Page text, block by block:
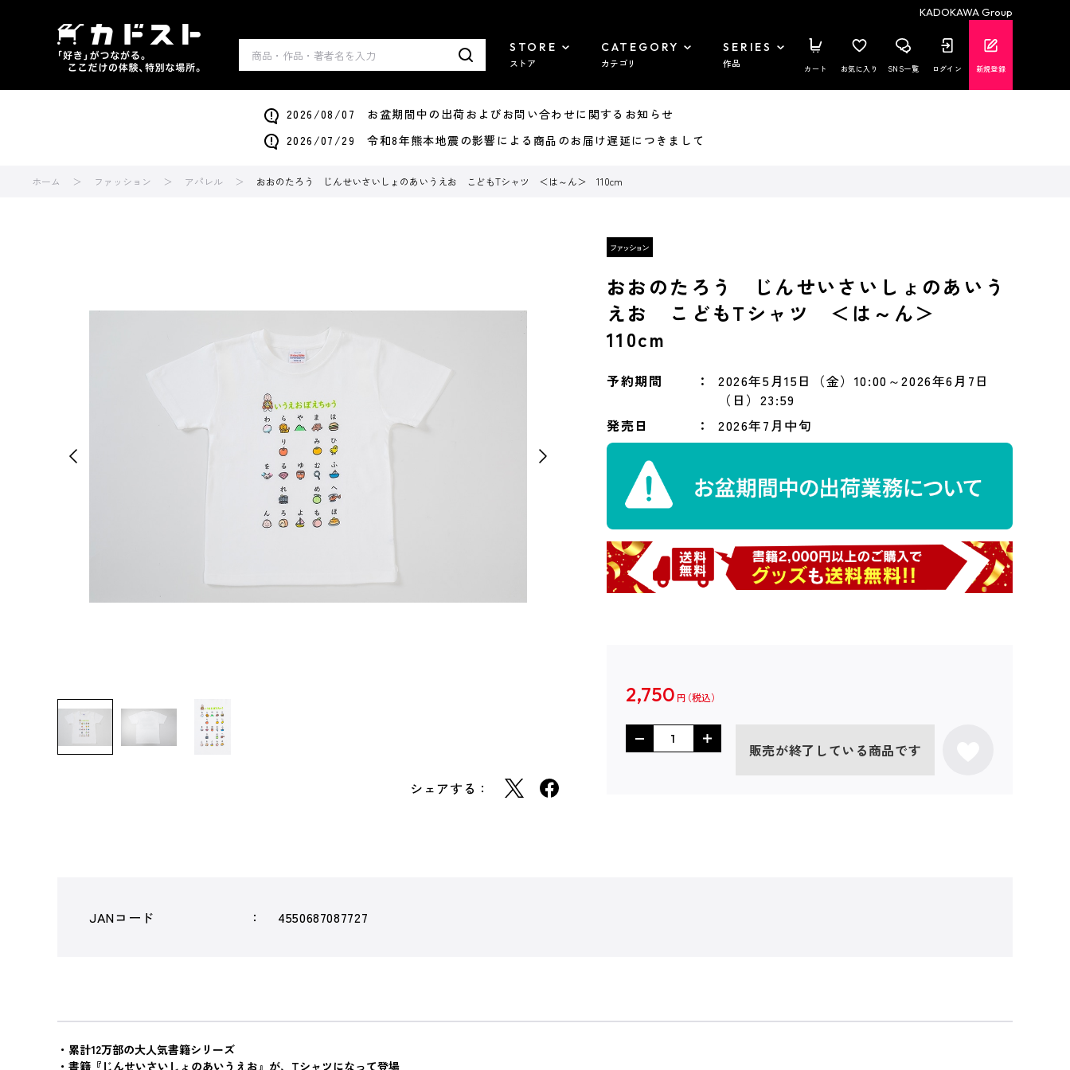
KADOKAWA Group
STORE
ストア
CATEGORY
カテゴリ
SERIES
作品 カート お気に入り SNS一覧 ログイン 新規登録
2026/08/07 お盆期間中の出荷およびお問い合わせに関するお知らせ
2026/07/29 令和8年熊本地震の影響による商品のお届け遅延につきまして
ホーム ファッション アパレル おおのたろう じんせいさいしょのあいうえお こどもTシャツ ＜は～ん＞ 110cm
シェアする：
おおのたろう じんせいさいしょのあいう
えお こどもTシャツ ＜は～ん＞
110cm
予約期間
2026年5月15日（金）10:00～2026年6月7日
（日）23:59
発売日
2026年7月中旬
2,750 円
販売が終了している商品です
JANコード 4550687087727
・累計12万部の大人気書籍シリーズ
・書籍『じんせいさいしょのあいうえお』が、Tシャツになって登場